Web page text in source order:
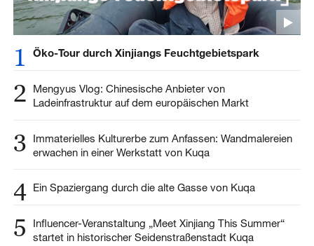
1 Öko-Tour durch Xinjiangs Feuchtgebietspark
2
Mengyus Vlog: Chinesische Anbieter von
Ladeinfrastruktur auf dem europäischen Markt
3
Immaterielles Kulturerbe zum Anfassen: Wandmalereien
erwachen in einer Werkstatt von Kuqa
4 Ein Spaziergang durch die alte Gasse von Kuqa
5
Influencer-Veranstaltung „Meet Xinjiang This Summer“
startet in historischer Seidenstraßenstadt Kuqa